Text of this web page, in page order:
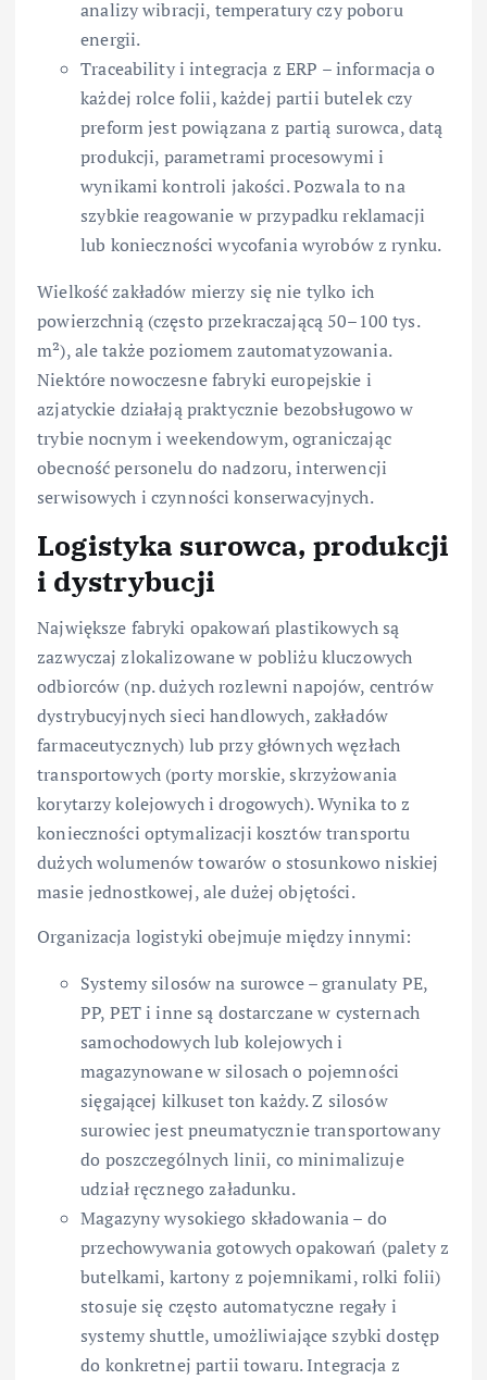
analizy wibracji, temperatury czy poboru
energii.
Traceability i integracja z ERP – informacja o
każdej rolce folii, każdej partii butelek czy
preform jest powiązana z partią surowca, datą
produkcji, parametrami procesowymi i
wynikami kontroli jakości. Pozwala to na
szybkie reagowanie w przypadku reklamacji
lub konieczności wycofania wyrobów z rynku.
Wielkość zakładów mierzy się nie tylko ich
powierzchnią (często przekraczającą 50–100 tys.
m²), ale także poziomem zautomatyzowania.
Niektóre nowoczesne fabryki europejskie i
azjatyckie działają praktycznie bezobsługowo w
trybie nocnym i weekendowym, ograniczając
obecność personelu do nadzoru, interwencji
serwisowych i czynności konserwacyjnych.
Logistyka surowca, produkcji
i dystrybucji
Największe fabryki opakowań plastikowych są
zazwyczaj zlokalizowane w pobliżu kluczowych
odbiorców (np. dużych rozlewni napojów, centrów
dystrybucyjnych sieci handlowych, zakładów
farmaceutycznych) lub przy głównych węzłach
transportowych (porty morskie, skrzyżowania
korytarzy kolejowych i drogowych). Wynika to z
konieczności optymalizacji kosztów transportu
dużych wolumenów towarów o stosunkowo niskiej
masie jednostkowej, ale dużej objętości.
Organizacja logistyki obejmuje między innymi:
Systemy silosów na surowce – granulaty PE,
PP, PET i inne są dostarczane w cysternach
samochodowych lub kolejowych i
magazynowane w silosach o pojemności
sięgającej kilkuset ton każdy. Z silosów
surowiec jest pneumatycznie transportowany
do poszczególnych linii, co minimalizuje
udział ręcznego załadunku.
Magazyny wysokiego składowania – do
przechowywania gotowych opakowań (palety z
butelkami, kartony z pojemnikami, rolki folii)
stosuje się często automatyczne regały i
systemy shuttle, umożliwiające szybki dostęp
do konkretnej partii towaru. Integracja z